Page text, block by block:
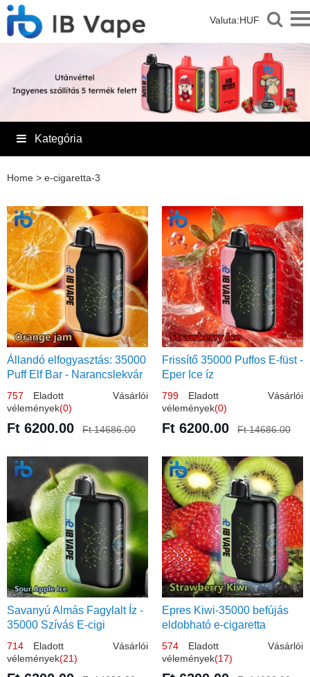
Valuta:HUF
Kategória
Home > e-cigaretta-3
Állandó elfogyasztás: 35000
Puff Elf Bar - Narancslekvár
757 Eladott Vásárlói
vélemények(0)
Ft 6200.00 Ft 14686.00
Frissítő 35000 Puffos E-füst -
Eper Ice íz
799 Eladott Vásárlói
vélemények(0)
Ft 6200.00 Ft 14686.00
Savanyú Almás Fagylalt Íz -
35000 Szívás E-cigi
714 Eladott Vásárlói
vélemények(21)
Epres Kiwi-35000 befújás
eldobható e-cigaretta
574 Eladott Vásárlói
vélemények(17)